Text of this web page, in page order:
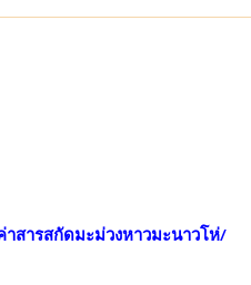
สารสกัดมะม่วงหาวมะนาวโห่/